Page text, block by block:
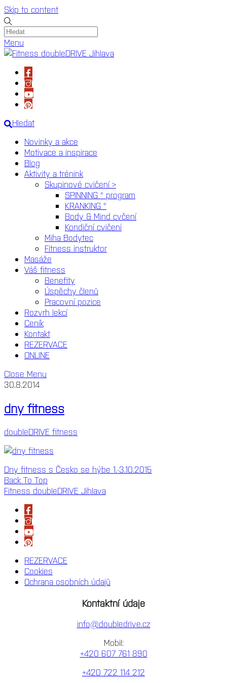
Skip to content
Menu
Hledat
Novinky a akce
Motivace a inspirace
Blog
Aktivity a trénink
Skupinové cvičení >
SPINNING ® program
KRANKING ®
Body & Mind cvčení
Kondiční cvičení
Miha Bodytec
Fitness instruktor
Masáže
Váš fitness
Benefity
Úspěchy členů
Pracovní pozice
Rozvrh lekcí
Ceník
Kontakt
REZERVACE
ONLINE
Close Menu
30.8.2014
dny fitness
doubleDRIVE fitness
Dny fitness s Česko se hýbe 1.-3.10.2015
Back To Top
Fitness doubleDRIVE Jihlava
REZERVACE
Cookies
Ochrana osobních údajů
Kontaktní údaje
info@doubledrive.cz
Mobil:
+420 607 761 890
+420 722 114 212